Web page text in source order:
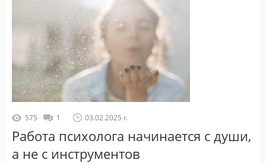
575 1 03.02.2025 г.
Работа психолога начинается с души,
а не с инструментов